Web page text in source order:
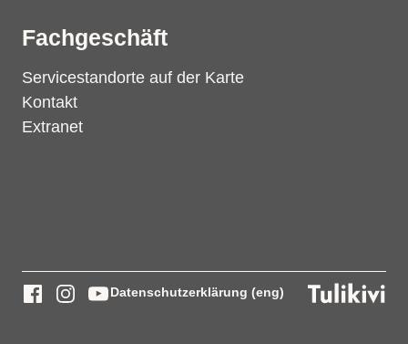
Fachgeschäft
Servicestandorte auf der Karte
Kontakt
Extranet
Datenschutzerklärung (eng)